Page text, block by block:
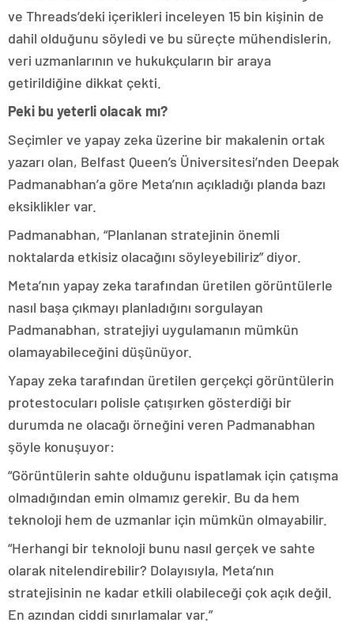
ve Threads’deki içerikleri inceleyen 15 bin kişinin de
dahil olduğunu söyledi ve bu süreçte mühendislerin,
veri uzmanlarının ve hukukçuların bir araya
getirildiğine dikkat çekti.
Peki bu yeterli olacak mı?
Seçimler ve yapay zeka üzerine bir makalenin ortak
yazarı olan, Belfast Queen’s Üniversitesi’nden Deepak
Padmanabhan’a göre Meta’nın açıkladığı planda bazı
eksiklikler var.
Padmanabhan, “Planlanan stratejinin önemli
noktalarda etkisiz olacağını söyleyebiliriz” diyor.
Meta’nın yapay zeka tarafından üretilen görüntülerle
nasıl başa çıkmayı planladığını sorgulayan
Padmanabhan, stratejiyi uygulamanın mümkün
olamayabileceğini düşünüyor.
Yapay zeka tarafından üretilen gerçekçi görüntülerin
protestocuları polisle çatışırken gösterdiği bir
durumda ne olacağı örneğini veren Padmanabhan
şöyle konuşuyor:
“Görüntülerin sahte olduğunu ispatlamak için çatışma
olmadığından emin olmamız gerekir. Bu da hem
teknoloji hem de uzmanlar için mümkün olmayabilir.
“Herhangi bir teknoloji bunu nasıl gerçek ve sahte
olarak nitelendirebilir? Dolayısıyla, Meta’nın
stratejisinin ne kadar etkili olabileceği çok açık değil.
En azından ciddi sınırlamalar var.”